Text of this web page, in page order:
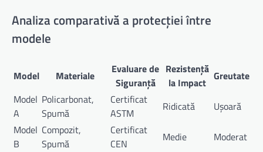
Analiza comparativă a protecției între
modele
Model Materiale
Evaluare de
Siguranță
Rezistență
la Impact Greutate
Model
A
Policarbonat,
Spumă
Certificat
ASTM
Ridicată
Ușoară
Model
B
Compozit,
Spumă
Certificat
CEN
Medie Moderat